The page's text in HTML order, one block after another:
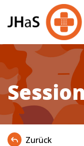
Session
Zurück